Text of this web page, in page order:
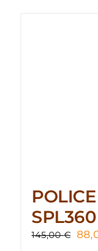
145,00€ El